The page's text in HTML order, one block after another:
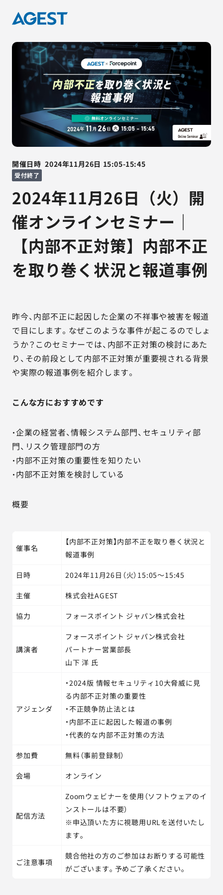
開催日時 2024年11月26日 15:05-15:45
受付終了
2024年11月26日（火）開
催オンラインセミナー｜
【内部不正対策】内部不正
を取り巻く状況と報道事例
昨今、内部不正に起因した企業の不祥事や被害を報道
で目にします。なぜこのような事件が起こるのでしょ
うか？このセミナーでは、内部不正対策の検討にあた
り、その前段として内部不正対策が重要視される背景
や実際の報道事例を紹介します。
こんな方におすすめです
・企業の経営者、情報システム部門、セキュリティ部
門、リスク管理部門の方
・内部不正対策の重要性を知りたい
・内部不正対策を検討している
概要
催事名
【内部不正対策】内部不正を取り巻く状況と
報道事例
日時 2024年11月26日（火）15:05～15:45
主催 株式会社AGEST
協力 フォースポイント ジャパン株式会社
講演者
フォースポイント ジャパン株式会社
パートナー営業部長
山下 洋 氏
アジェンダ
・2024版 情報セキュリティ10大脅威に見
る内部不正対策の重要性
・不正競争防止法とは
・内部不正に起因した報道の事例
・代表的な内部不正対策の方法
参加費 無料（事前登録制）
会場 オンライン
配信方法
Zoomウェビナーを使用（ソフトウェアのイ
ンストールは不要）
※申込頂いた方に視聴用URLを送付いたし
ます。
ご注意事項
競合他社の方のご参加はお断りする可能性
がございます。予めご了承ください。